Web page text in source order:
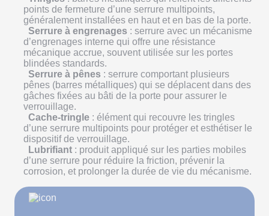
points de fermeture d’une serrure multipoints,
généralement installées en haut et en bas de la porte.
Serrure à engrenages : serrure avec un mécanisme
d’engrenages interne qui offre une résistance
mécanique accrue, souvent utilisée sur les portes
blindées standards.
Serrure à pênes : serrure comportant plusieurs
pênes (barres métalliques) qui se déplacent dans des
gâches fixées au bâti de la porte pour assurer le
verrouillage.
Cache-tringle : élément qui recouvre les tringles
d’une serrure multipoints pour protéger et esthétiser le
dispositif de verrouillage.
Lubrifiant : produit appliqué sur les parties mobiles
d’une serrure pour réduire la friction, prévenir la
corrosion, et prolonger la durée de vie du mécanisme.